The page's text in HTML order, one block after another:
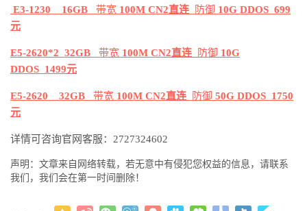
E3-1230 16GB 带宽 100M CN2直连 防御 10G DDOS 699
元
E5-2620*2 32GB 带宽 100M CN2直连 防御 10G
DDOS 1499元
E5-2620 32GB 带宽 100M CN2直连 防御 50G DDOS 1750
元
详情可咨询官网客服： 2727324602
声明：文章来自网络转载，若无意中有侵犯您权益的信息，请联系
我们，我们会在第一时间删除！